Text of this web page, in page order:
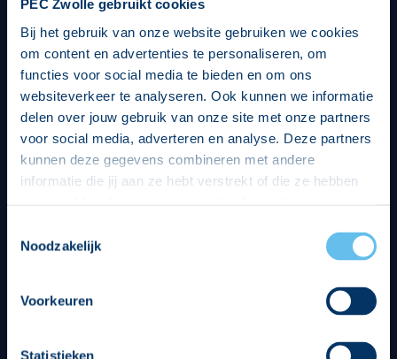
PEC Zwolle gebruikt cookies
Bij het gebruik van onze website gebruiken we cookies
om content en advertenties te personaliseren, om
functies voor social media te bieden en om ons
websiteverkeer te analyseren. Ook kunnen we informatie
delen over jouw gebruik van onze site met onze partners
voor social media, adverteren en analyse. Deze partners
kunnen deze gegevens combineren met andere
informatie die jij aan ze hebt verstrekt of die ze hebben
op een veilige en integere wijze. Je kunt je toestemming
beheren op de privacy- en cookieverklaring pagina.
Noodzakelijk
Voorkeuren
Statistieken